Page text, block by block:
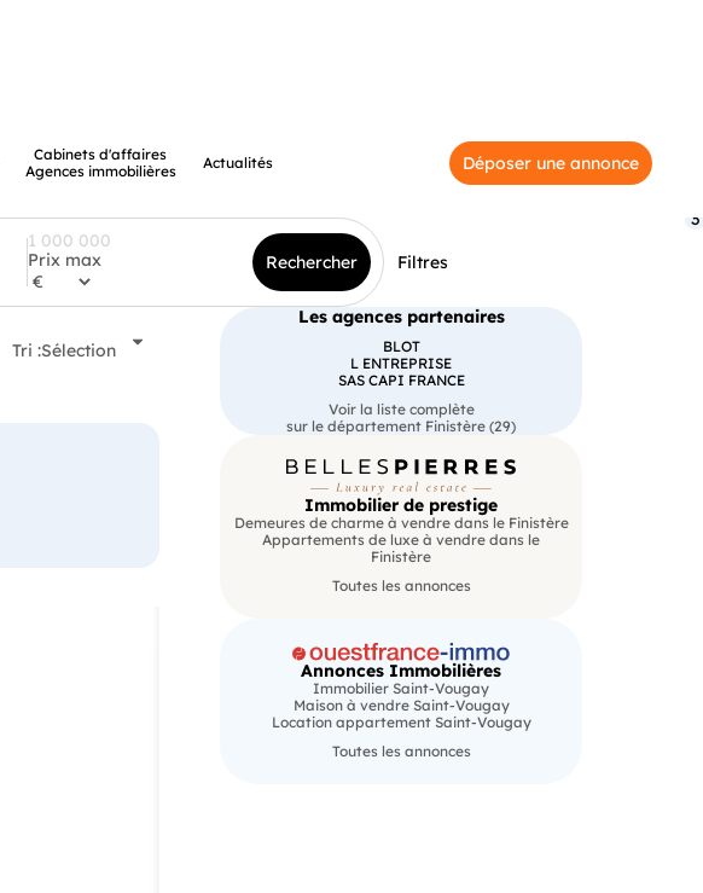
Cabinets d'affaires
Agences immobilières
Actualités Déposer une annonce
Prix max Rechercher Filtres
3
Tri :Sélection
Les agences partenaires
BLOT
L ENTREPRISE
SAS CAPI FRANCE
Voir la liste complète
sur le département Finistère (29)
Immobilier de prestige
Demeures de charme à vendre dans le Finistère
Appartements de luxe à vendre dans le
Finistère
Toutes les annonces
Annonces Immobilières
Immobilier Saint-Vougay
Maison à vendre Saint-Vougay
Location appartement Saint-Vougay
Toutes les annonces